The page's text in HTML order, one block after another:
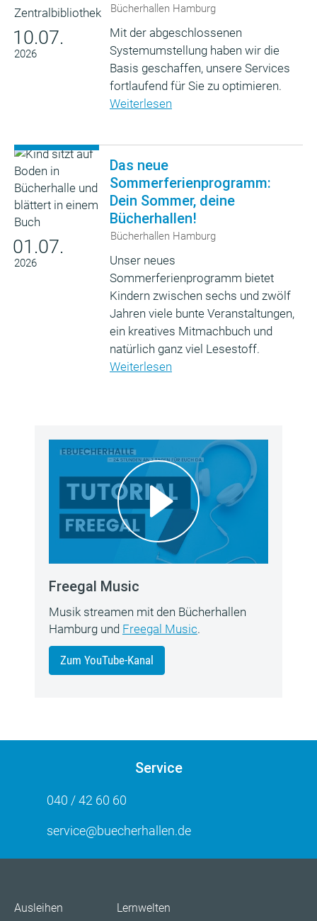
10.07.
2026
Bücherhallen Hamburg
Mit der abgeschlossenen
Systemumstellung haben wir die
Basis geschaffen, unsere Services
fortlaufend für Sie zu optimieren.
Weiterlesen
01.07.
2026
Das neue
Sommerferienprogramm:
Dein Sommer, deine
Bücherhallen!
Bücherhallen Hamburg
Unser neues
Sommerferienprogramm bietet
Kindern zwischen sechs und zwölf
Jahren viele bunte Veranstaltungen,
ein kreatives Mitmachbuch und
natürlich ganz viel Lesestoff.
Weiterlesen
Freegal Music
Musik streamen mit den Bücherhallen
Hamburg und Freegal Music.
Zum YouTube-Kanal
Service
040 / 42 60 60
service@buecherhallen.de
Ausleihen Lernwelten